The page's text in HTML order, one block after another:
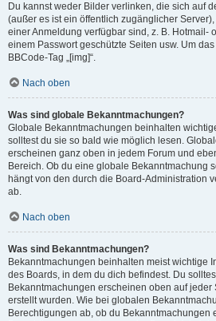
Du kannst weder Bilder verlinken, die sich auf
(außer es ist ein öffentlich zugänglicher
einer Anmeldung verfügbar sind, z. B. Hotmail-
einem Passwort geschützte Seiten usw. Um
BBCode-Tag „[img]“.
Nach oben
Was sind globale Bekanntmachungen?
Globale Bekanntmachungen beinhalten
solltest du sie so bald wie möglich lesen.
erscheinen ganz oben in jedem Forum und
Bereich. Ob du eine globale Bekanntmachung
hängt von den durch die Board-Administration
ab.
Nach oben
Was sind Bekanntmachungen?
Bekanntmachungen beinhalten meist wichtige
des Boards, in dem du dich befindest. Du
Bekanntmachungen erscheinen oben auf jeder
erstellt wurden. Wie bei globalen
Berechtigungen ab, ob du Bekanntmachungen